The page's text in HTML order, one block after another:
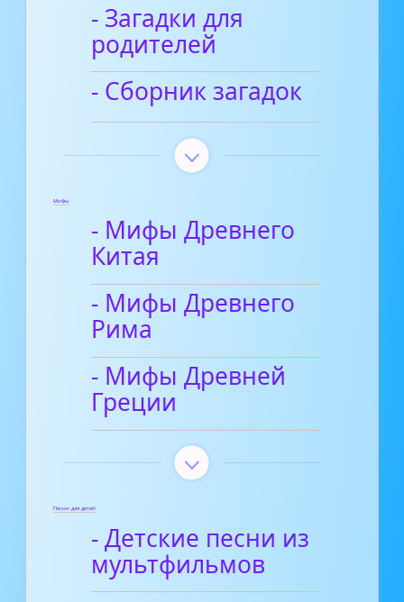
- Загадки для
родителей
- Сборник загадок
Мифы
- Мифы Древнего
Китая
- Мифы Древнего
Рима
- Мифы Древней
Греции
Песни для детей
- Детские песни из
мультфильмов